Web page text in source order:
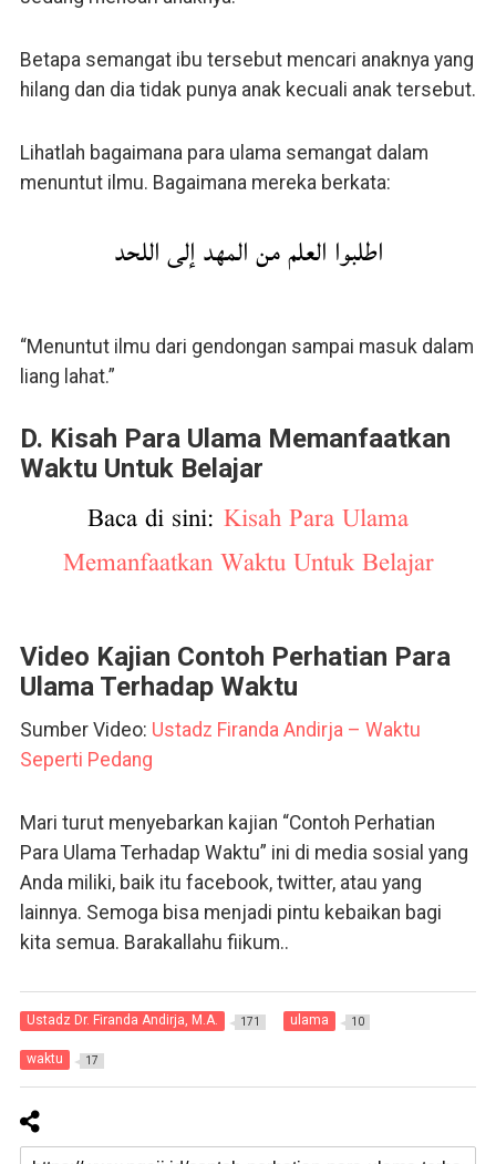
Betapa semangat ibu tersebut mencari anaknya yang
hilang dan dia tidak punya anak kecuali anak tersebut.
Lihatlah bagaimana para ulama semangat dalam
menuntut ilmu. Bagaimana mereka berkata:
اطلبوا العلم من المهد إلى اللحد
“Menuntut ilmu dari gendongan sampai masuk dalam
liang lahat.”
D. Kisah Para Ulama Memanfaatkan
Waktu Untuk Belajar
Baca di sini: Kisah Para Ulama
Memanfaatkan Waktu Untuk Belajar
Video Kajian Contoh Perhatian Para
Ulama Terhadap Waktu
Sumber Video: Ustadz Firanda Andirja – Waktu
Seperti Pedang
Mari turut menyebarkan kajian “Contoh Perhatian
Para Ulama Terhadap Waktu” ini di media sosial yang
Anda miliki, baik itu facebook, twitter, atau yang
lainnya. Semoga bisa menjadi pintu kebaikan bagi
kita semua. Barakallahu fiikum..
Ustadz Dr. Firanda Andirja, M.A. 171 ulama 10
waktu 17